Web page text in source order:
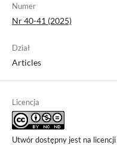
Numer
Nr 40-41 (2025)
Dział
Articles
Licencja
Utwór dostępny jest na licencji